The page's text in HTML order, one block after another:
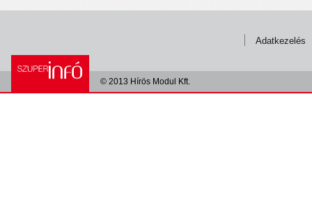
Adatkezelés
© 2013 Hírös Modul Kft.